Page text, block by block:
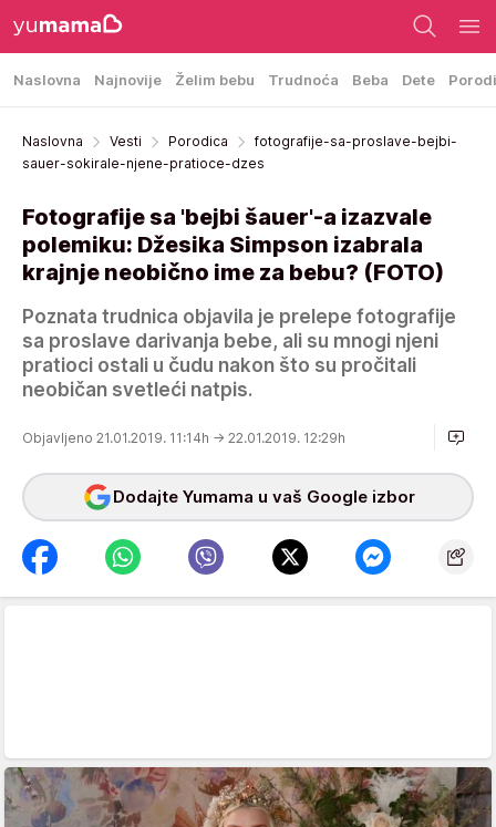
Naslovna Najnovije Želim bebu Trudnoća Beba Dete
Naslovna Vesti Porodica
fotografije-sa-proslave-bejbi-
sauer-sokirale-njene-pratioce-dzes
Fotografije sa 'bejbi šauer'-a izazvale
polemiku: Džesika Simpson izabrala
krajnje neobično ime za bebu? (FOTO)
Poznata trudnica objavila je prelepe fotografije
sa proslave darivanja bebe, ali su mnogi njeni
pratioci ostali u čudu nakon što su pročitali
neobičan svetleći natpis.
Objavljeno 21.01.2019. 11:14h → 22.01.2019. 12:29h
Dodajte Yumama u vaš Google izbor